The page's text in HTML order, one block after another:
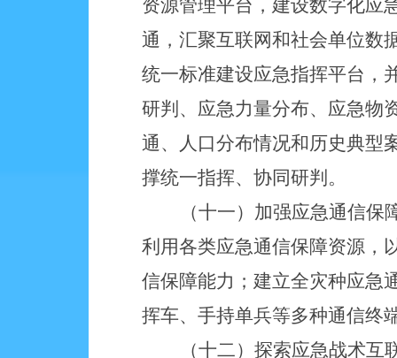
资源管理平台，建设数字化应
通，汇聚互联网和社会单位数
统一标准建设应急指挥平台，
研判、应急力量分布、应急物
通、人口分布情况和历史典型
撑统一指挥、协同研判。
（十一）加强应急通信
利用各类应急通信保障资源，
信保障能力；建立全灾种应急
挥车、手持单兵等多种通信终
（十二）探索应急战术